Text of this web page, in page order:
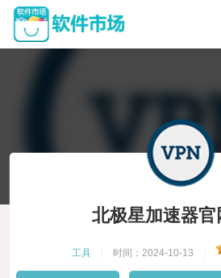
北极星加速器官
工具 时间：2024-10-13